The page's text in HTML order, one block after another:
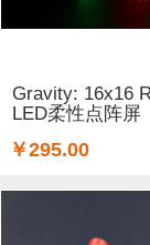
GSM/GPRS/GPS
二极管和三极管
步进电机 (4)
Gravity: 16x16
LED柔性点阵屏
￥295.00